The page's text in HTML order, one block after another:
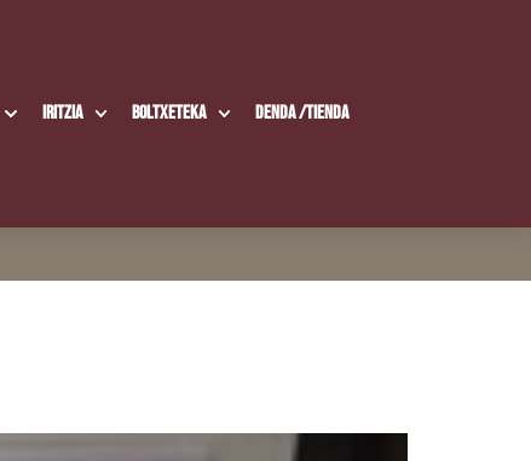
Iritzia Boltxe­te­ka Den­da /​Tien­da